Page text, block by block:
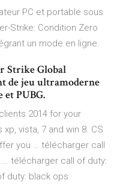
PC et portable sous
Strike: Condition Zero
un mode en ligne.
Strike Global
de jeu ultramoderne
PUBG.
2014 for your
vista, 7 and win 8. CS
you … télécharger call
télécharger call of duty:
duty: black ops